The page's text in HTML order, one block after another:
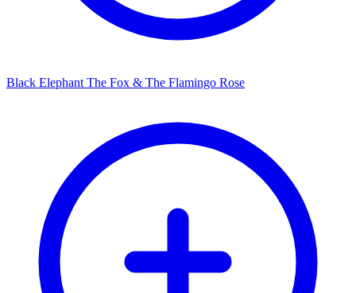
Black Elephant The Fox & The Flamingo Rose